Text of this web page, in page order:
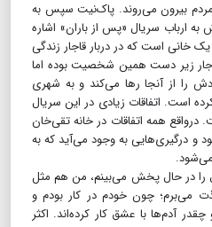
مردم بیرون می‌روند. پاک‌نیت سپس به
سریال «پس از باران» اشاره
خانی است که در دربار قاجار زندگی
زیر دست همین شخصیت بوده اما
را از آنجا رها می‌کند و به شهری
است. اتفاقات زیادی در این سریال
درواقع همه اتفاقات در خانه تقی‌خان
و درگیری‌هایی به وجود می‌آید که به
را در حال پخش می‌بینم، من هم مثل
می‌برم؛ چون خودم در کار بودم و
آدم‌ها با عشق کار کرده‌اند. اکثر